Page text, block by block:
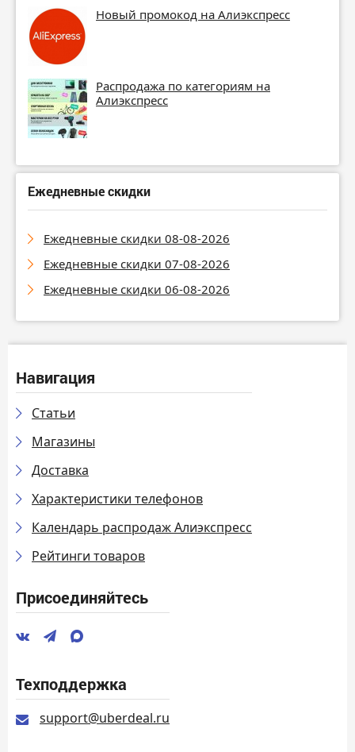
Новый промокод на Алиэкспресс
Распродажа по категориям на
Алиэкспресс
Ежедневные скидки
Ежедневные скидки 08-08-2026
Ежедневные скидки 07-08-2026
Ежедневные скидки 06-08-2026
Навигация
Статьи
Магазины
Доставка
Характеристики телефонов
Календарь распродаж Алиэкспресс
Рейтинги товаров
Присоединяйтесь
Техподдержка
support@uberdeal.ru